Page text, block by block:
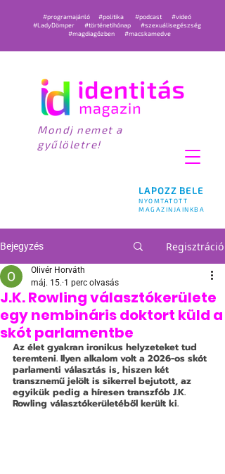
LAPOZZ BELE
NYOMTATOTT
MAGAZINJAINKBA
#programajánló #politika #podcast
#videó
#LadyDömper
#történetihónap
#szexuálisegészség
#magdiagőzben
#macskamedve
Mondj nemet a
gyűlöletre!
Bejegyzés Regisztráció
J.K. Rowling választókerülete
egy nembináris doktort küld a
skót parlamentbe
Olivér Horváth
máj. 15. 1 perc olvasás
Az élet gyakran ironikus helyzeteket tud
teremteni. Ilyen alkalom volt a 2026-os skót
parlamenti választás is, hiszen két
transznemű jelölt is sikerrel bejutott, az
egyikük pedig a híresen transzfób J.K.
Rowling választókerületéből került ki.